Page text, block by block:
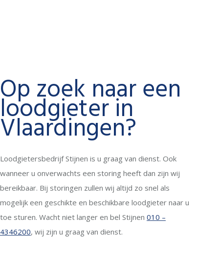
Op zoek naar een
loodgieter in
Vlaardingen?
Loodgietersbedrijf Stijnen is u graag van dienst. Ook
wanneer u onverwachts een storing heeft dan zijn wij
bereikbaar. Bij storingen zullen wij altijd zo snel als
mogelijk een geschikte en beschikbare loodgieter naar u
toe sturen. Wacht niet langer en bel Stijnen 010 –
4346200, wij zijn u graag van dienst.